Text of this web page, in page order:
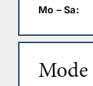
Mo –